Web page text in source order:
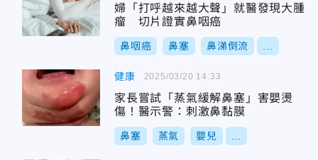
婦「打呼越來越大聲」就醫發現大腫
瘤 切片證實鼻咽癌
鼻咽癌 鼻塞 鼻涕倒流
健康
家長嘗試「蒸氣緩解鼻塞」害嬰燙
傷！醫示警：刺激鼻黏膜
鼻塞 蒸氣 嬰兒
2025/03/20 14:33